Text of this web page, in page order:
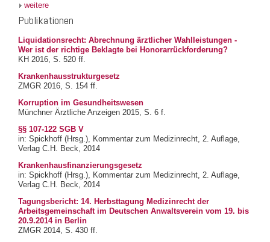
weitere
Publikationen
Liquidationsrecht: Abrechnung ärztlicher Wahlleistungen -
Wer ist der richtige Beklagte bei Honorarrückforderung?
KH 2016, S. 520 ff.
Krankenhausstrukturgesetz
ZMGR 2016, S. 154 ff.
Korruption im Gesundheitswesen
Münchner Ärztliche Anzeigen 2015, S. 6 f.
§§ 107-122 SGB V
in: Spickhoff (Hrsg.), Kommentar zum Medizinrecht, 2. Auflage,
Verlag C.H. Beck, 2014
Krankenhausfinanzierungsgesetz
in: Spickhoff (Hrsg.), Kommentar zum Medizinrecht, 2. Auflage,
Verlag C.H. Beck, 2014
Tagungsbericht: 14. Herbsttagung Medizinrecht der
Arbeitsgemeinschaft im Deutschen Anwaltsverein vom 19. bis
20.9.2014 in Berlin
ZMGR 2014, S. 430 ff.